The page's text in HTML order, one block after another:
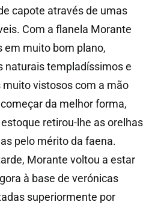
capote através de umas
Com a flanela Morante
em muito bom plano,
naturais templadíssimos e
vistosos com a mão
da melhor forma,
retirou-lhe as orelhas
pelo mérito da faena.
Morante voltou a estar
à base de verónicas
superiormente por